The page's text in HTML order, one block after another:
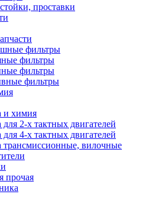
проставки
фильтры
фильтры
фильтры
фильтры
и химия
2-х тактных двигателей
4-х тактных двигателей
трансмиссионные, вилочные
прочая